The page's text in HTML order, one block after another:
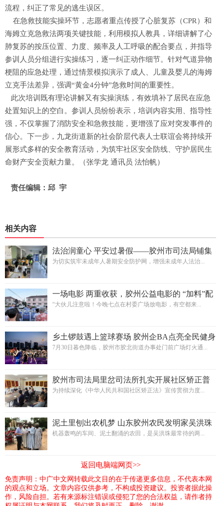
流程，纠正了常见的逃生误区。
在急救技能实操环节，志愿者重点传授了心脏复苏（CPR）和
海姆立克急救法两项关键技能，利用模拟人教具，详细讲解了心
肺复苏的按压位置、力度、频率及人工呼吸的配合要点，并指导
参训人员分组进行实操练习，逐一纠正动作细节。针对气道异物
梗阻的应急处理，通过情景模拟演示了成人、儿童及婴儿的海姆
立克手法差异，强调“黄金4分钟”急救时间的重要性。
此次培训既有理论讲解又有实操演练，有效填补了居民在应急
处置知识上的空白。参训人员纷纷表示，培训内容实用、指导性
强，不仅掌握了消防安全和急救技能，更增强了应对突发事件的
信心。下一步，九龙街道新的社会阶层代表人士联谊会将持续开
展形式多样的安全教育活动，为筑牢社区安全防线、守护居民生
命财产安全贡献力量。（张学龙 通讯员 法怡帆）
责任编辑：邱 宇
相关内容
法治润童心 平安过暑假——胶州市司法局铺集
司法所走进暑期托管班开展普法宣传活动
为切实筑牢未成年人暑期安全防护网，增强未成年人法治...
一场电影 两重收获，胶州公益电影的 “加料”配
方
“大伙儿注意啦！今晚七点在村委广场放电影，有空都来...
乡土锣鼓遇上篮球赛场 胶州企BA点亮全民健身
夏夜
7月30日暮色降临，胶州市胶北街道办事处门前广场灯火通...
胶州市司法局里岔司法所扎实开展社区矫正普
法宣传
为持续深化《中华人民共和国社区矫正法》宣传贯彻力度...
泥土里刨出农机梦 山东胶州农民发明家吴洪珠
为土豆造“专属农具”
机器轰鸣的车间、泥土翻涌的农田，是吴洪珠最常待的两...
返回电脑端网页>>
免责声明：中广中文网转载此文目的在于传递更多信息，不代表本网
的观点和立场。文章内容仅供参考，不构成投资建议。投资者据此操
作，风险自担。若有来源标注错误或侵犯了您的合法权益，请作者持